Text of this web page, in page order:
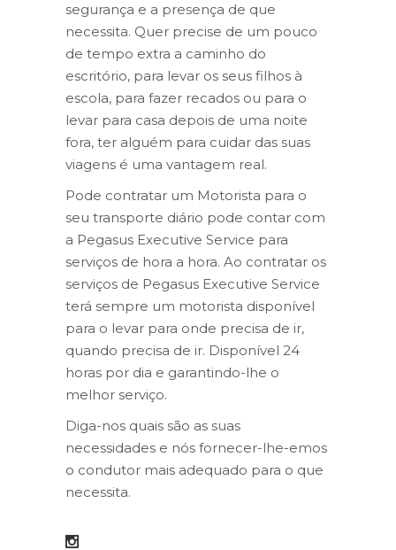
segurança e a presença de que
necessita. Quer precise de um pouco
de tempo extra a caminho do
escritório, para levar os seus filhos à
escola, para fazer recados ou para o
levar para casa depois de uma noite
fora, ter alguém para cuidar das suas
viagens é uma vantagem real.
Pode contratar um Motorista para o
seu transporte diário pode contar com
a Pegasus Executive Service para
serviços de hora a hora. Ao contratar os
serviços de Pegasus Executive Service
terá sempre um motorista disponível
para o levar para onde precisa de ir,
quando precisa de ir. Disponível 24
horas por dia e garantindo-lhe o
melhor serviço.
Diga-nos quais são as suas
necessidades e nós fornecer-lhe-emos
o condutor mais adequado para o que
necessita.